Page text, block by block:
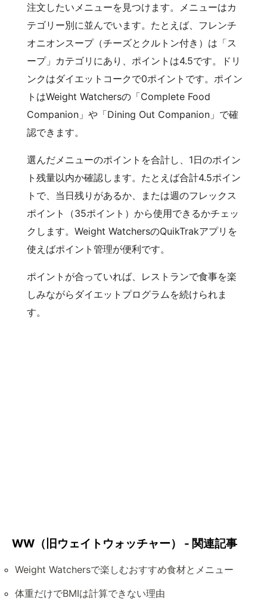
注文したいメニューを見つけます。メニューはカ
テゴリー別に並んでいます。たとえば、フレンチ
オニオンスープ（チーズとクルトン付き）は「ス
ープ」カテゴリにあり、ポイントは4.5です。ドリ
ンクはダイエットコークで0ポイントです。ポイン
トはWeight Watchersの「Complete Food
Companion」や「Dining Out Companion」で確
認できます。
選んだメニューのポイントを合計し、1日のポイン
ト残量以内か確認します。たとえば合計4.5ポイン
トで、当日残りがあるか、または週のフレックス
ポイント（35ポイント）から使用できるかチェッ
クします。Weight WatchersのQuikTrakアプリを
使えばポイント管理が便利です。
ポイントが合っていれば、レストランで食事を楽
しみながらダイエットプログラムを続けられま
す。
WW（旧ウェイトウォッチャー） - 関連記事
Weight Watchersで楽しむおすすめ食材とメニュー
体重だけでBMIは計算できない理由